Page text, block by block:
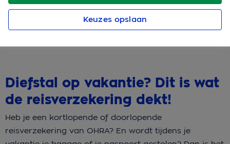
Bereken je premie
Diefstal op vakantie? Dit is wat
de reisverzekering dekt!
Heb je een kortlopende of doorlopende
reisverzekering van OHRA? En wordt tijdens je
Keuzes opslaan